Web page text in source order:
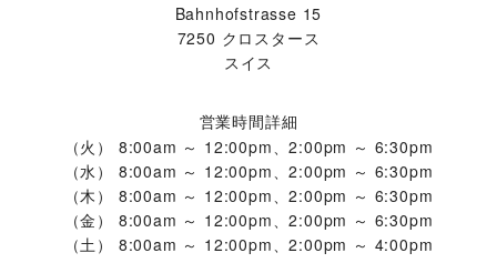
Bahnhofstrasse 15
7250 クロスタース
スイス
営業時間詳細
（火）
8:00am ～ 12:00pm、2:00pm ～ 6:30pm
（水）
8:00am ～ 12:00pm、2:00pm ～ 6:30pm
（木）
8:00am ～ 12:00pm、2:00pm ～ 6:30pm
（金）
8:00am ～ 12:00pm、2:00pm ～ 6:30pm
（土）
8:00am ～ 12:00pm、2:00pm ～ 4:00pm